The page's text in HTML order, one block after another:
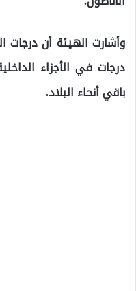
درجات في الأجزاء
باقي أنحاء البلاد.